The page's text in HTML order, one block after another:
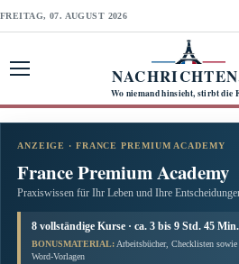
FREITAG, 07. AUGUST 2026
Wo niemand hinsieht, stirbt die
ANZEIGE · FRANCE PREMIUM ACADEMY
France Premium Academy
Praxiswissen für Ihr Leben und Ihre
8 vollständige Kurse · ca. 3 bis 9 Std. 45 Min.
BONUSMATERIAL: Arbeitsbücher, Checklisten
Word-Vorlagen